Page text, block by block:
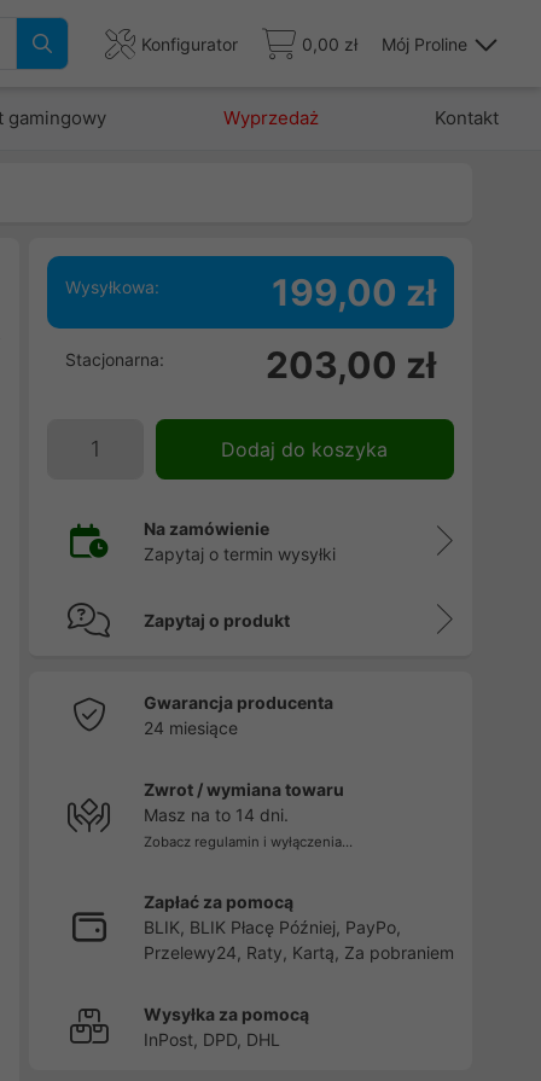
Konfigurator 0,00 zł Mój Proline
gamingowy Wyprzedaż Kontakt
Wysyłkowa: 199,00 zł
Stacjonarna: 203,00 zł
Dodaj do koszyka
Na zamówienie
Zapytaj o termin wysyłki
Zapytaj o produkt
Gwarancja producenta
24 miesiące
Zwrot / wymiana towaru
Masz na to 14 dni.
Zobacz regulamin i wyłączenia...
Zapłać za pomocą
BLIK, BLIK Płacę Później, PayPo,
Przelewy24, Raty, Kartą, Za pobraniem
Wysyłka za pomocą
InPost, DPD, DHL